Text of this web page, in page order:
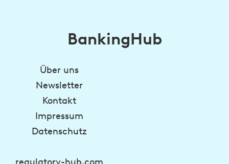
BankingHub
Über uns
Newsletter
Kontakt
Impressum
Datenschutz